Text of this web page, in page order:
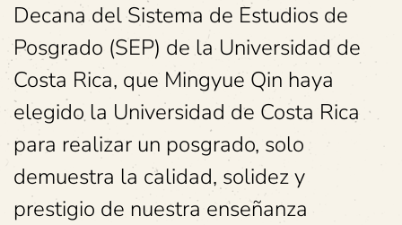
Decana del Sistema de Estudios de
Posgrado (SEP) de la Universidad de
Costa Rica, que Mingyue Qin haya
elegido la Universidad de Costa Rica
para realizar un posgrado, solo
demuestra la calidad, solidez y
prestigio de nuestra enseñanza